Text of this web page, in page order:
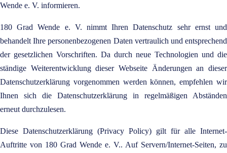
Wende e. V. informieren.
180 Grad Wende e. V. nimmt Ihren Datenschutz sehr ernst und
behandelt Ihre personenbezogenen Daten vertraulich und entsprechend
der gesetzlichen Vorschriften. Da durch neue Technologien und die
ständige Weiterentwicklung dieser Webseite Änderungen an dieser
Datenschutzerklärung vorgenommen werden können, empfehlen wir
Ihnen sich die Datenschutzerklärung in regelmäßigen Abständen
erneut durchzulesen.
Diese Datenschutzerklärung (Privacy Policy) gilt für alle Internet-
Auftritte von 180 Grad Wende e. V.. Auf Servern/Internet-Seiten, zu